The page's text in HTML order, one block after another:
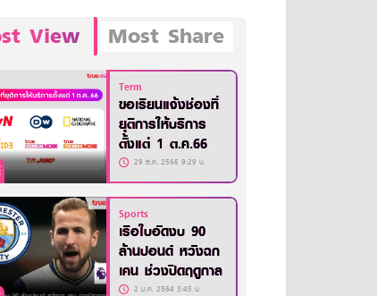
View Most Share
Term
ขอเรียนแจ้งช่องที่
ยุติการให้บริการ
ตั้งแต่ 1 ต.ค.66
29 ส.ค. 2566 9:29 น.
Sports
เรือใบอัดงบ 90
ล้านปอนด์ หวังฉก
เคน ช่วงปิดฤดูกาล
2 ม.ค. 2564 3:45 น.